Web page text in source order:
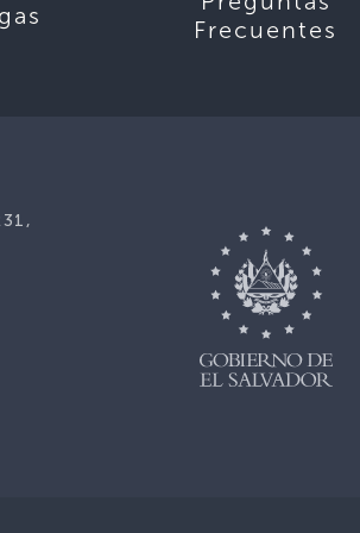
Frecuentes